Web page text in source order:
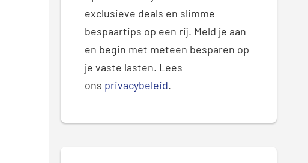
exclusieve deals en slimme
bespaartips op een rij. Meld je aan
en begin met meteen besparen op
je vaste lasten. Lees
ons privacybeleid.